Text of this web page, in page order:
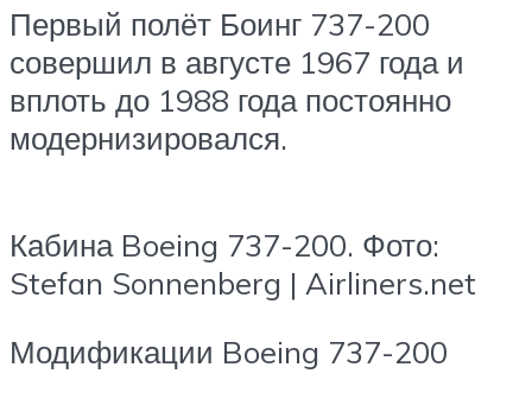
Первый полёт Боинг 737-200
совершил в августе 1967 года и
вплоть до 1988 года постоянно
модернизировался.
Кабина Boeing 737-200. Фото:
Stefan Sonnenberg | Airliners.net
Модификации Boeing 737-200